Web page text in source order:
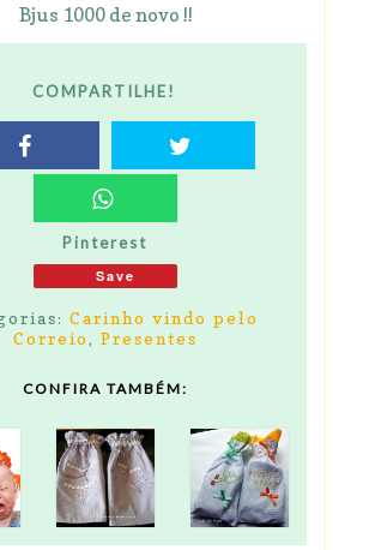
Bjus 1000 de novo !!
COMPARTILHE!
Pinterest
Save
Carinho vindo pelo
Correio, Presentes
CONFIRA TAMBÉM: